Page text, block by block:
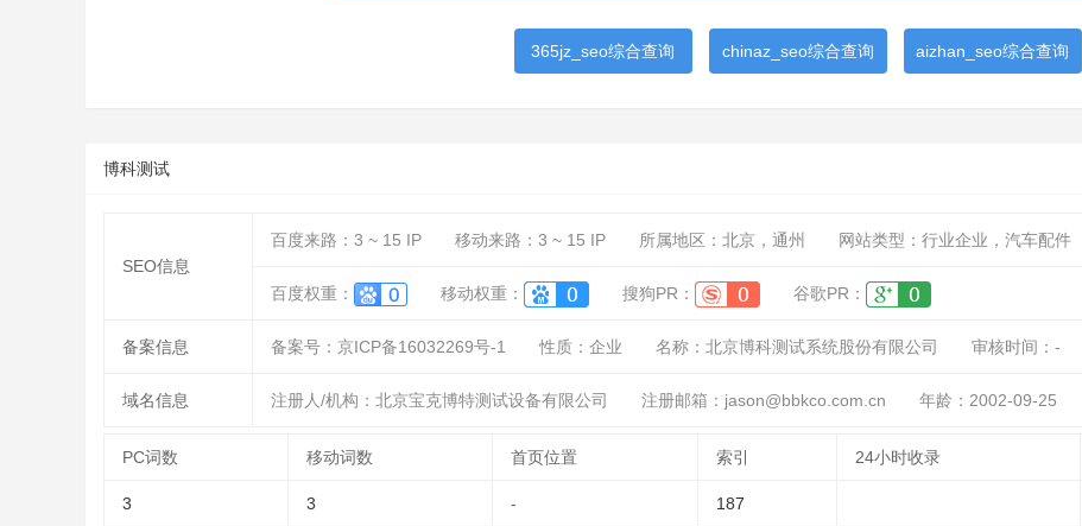
365jz_seo综合查询 chinaz_seo综合查询 aizhan_seo综合查询
博科测试
SEO信息
百度来路： 3 ~ 15 IP 移动来路： 3 ~ 15 IP 所属地区：北京，通州 网站类型：行业企业，汽车配件
百度权重： 移动权重： 搜狗PR： 谷歌PR：
备案信息 备案号：京ICP备16032269号-1 性质： 企业 名称： 北京博科测试系统股份有限公司 审核时间： -
域名信息 注册人/机构：北京宝克博特测试设备有限公司 注册邮箱：jason@bbkco.com.cn 年龄：2002-09-25
PC词数 移动词数 首页位置 索引 24小时收录
3 3 - 187